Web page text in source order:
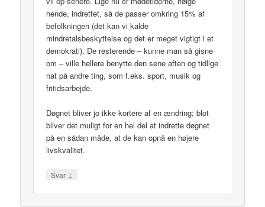
hende, indrettet, så de passer omkring 15% af
befolkningen (det kan vi kalde
mindretalsbeskyttelse og det er meget vigtigt i et
demokrati). De resterende – kunne man så gisne
om – ville hellere benytte den sene aften og tidlige
nat på andre ting, som f.eks. sport, musik og
fritidsarbejde.
Døgnet bliver jo ikke kortere af en ændring; blot
bliver det muligt for en hel del at indrette døgnet
på en sådan måde, at de kan opnå en højere
livskvalitet.
Svar ↓